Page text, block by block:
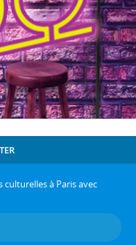
à Paris avec